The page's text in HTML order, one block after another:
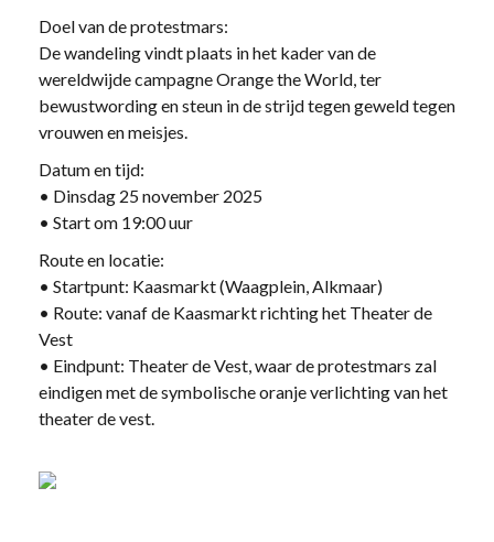
Doel van de protestmars:
De wandeling vindt plaats in het kader van de
wereldwijde campagne Orange the World, ter
bewustwording en steun in de strijd tegen geweld tegen
vrouwen en meisjes.
Datum en tijd:
• Dinsdag 25 november 2025
• Start om 19:00 uur
Route en locatie:
• Startpunt: Kaasmarkt (Waagplein, Alkmaar)
• Route: vanaf de Kaasmarkt richting het Theater de
Vest
• Eindpunt: Theater de Vest, waar de protestmars zal
eindigen met de symbolische oranje verlichting van het
theater de vest.